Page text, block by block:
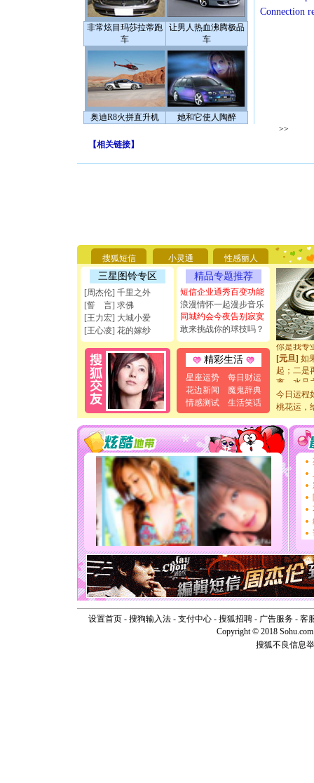
非常炫目玛莎拉蒂跑
车
让男人热血沸腾极品
车
奥迪R8火拼直升机 她和它使人陶醉
Connection
>>
【相关链接】
搜狐短信 小灵通 性感丽人
三星图铃专区
[周杰伦] 千里之外
[誓 言] 求佛
[王力宏] 大城小爱
[王心凌] 花的嫁纱
精品专题推荐
短信企业通秀百变功能
浪漫情怀一起漫步音乐
同城约会今夜告别寂寞
敢来挑战你的球技吗？
精彩生活
星座运势
每日财运
花边新闻
魔鬼辞典
情感测试
生活笑话
要平安！
[圣诞节]
能正大光
天都要快
[圣诞节]
如意,快
[元旦]看
断电。爱
你是我专
[元旦] 如
起；二是
离。水晶
[元旦]当
泣，这痛
卖了。水
[春节]风
颜！冬去
道一声
[春节]
传
片叶子
送你一
[圣诞节]
你太多
要平安
[圣诞节]
能正大
天都要快
[圣诞节]
如意,快
[元旦]看
你是我专
[元旦] 如
起；二是
离。水晶
今日运程
桃花运，
设置首页- 搜狗输入法- 支付中心- 搜狐招聘- 广告服务- 客
Copyright © 2018
搜狐不良信息